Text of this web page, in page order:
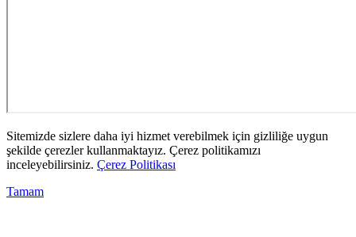
Sitemizde sizlere daha iyi hizmet verebilmek için gizliliğe uygun
şekilde çerezler kullanmaktayız. Çerez politikamızı
inceleyebilirsiniz. Çerez Politikası
Tamam